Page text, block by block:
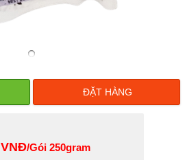
ĐẶT HÀNG
VNĐ/Gói 250gram